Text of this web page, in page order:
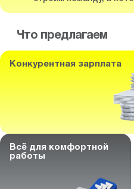
Что предлагаем
Конкурентная зарплата
Всё для комфортной
работы